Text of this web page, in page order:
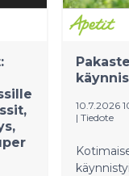
10.7.2026
| Tiedote